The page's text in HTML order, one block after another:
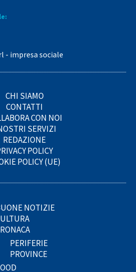
- impresa sociale
CHI SIAMO
CONTATTI
CON NOI
SERVIZI
REDAZIONE
POLICY
POLICY (UE)
NOTIZIE
PERIFERIE
PROVINCE